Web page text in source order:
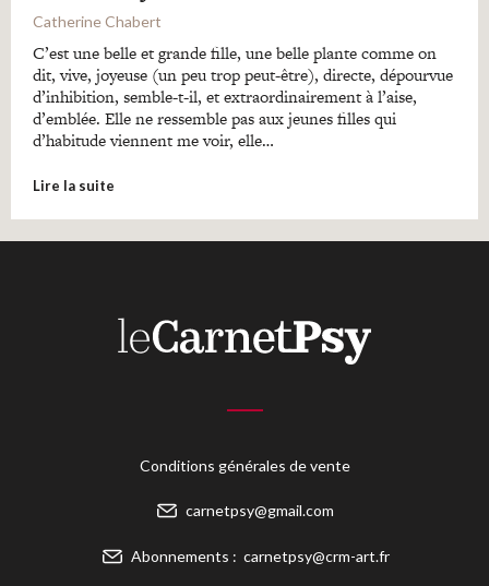
Catherine Chabert
C’est une belle et grande fille, une belle plante comme on
dit, vive, joyeuse (un peu trop peut-être), directe, dépourvue
d’inhibition, semble-t-il, et extraordinairement à l’aise,
d’emblée. Elle ne ressemble pas aux jeunes filles qui
d’habitude viennent me voir, elle…
Lire la suite
Conditions générales de vente
carnetpsy@gmail.com
Abonnements : carnetpsy@crm-art.fr